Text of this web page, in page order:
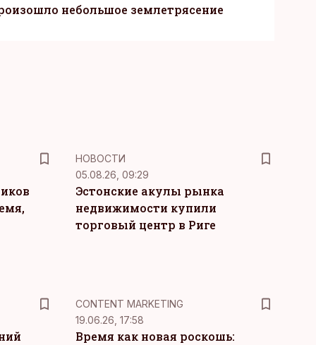
небольшое землетрясение
НОВОСТИ
05.08.26, 09:29
Эстонские акулы рынка
недвижимости купили
торговый центр в Риге
KM
CONTENT MARKETING
19.06.26, 17:58
Время как новая роскошь: